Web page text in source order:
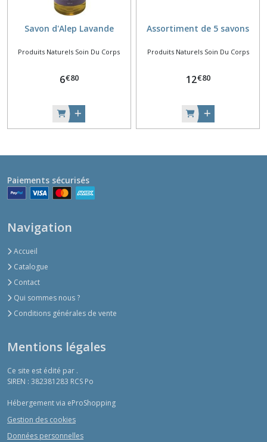
Savon d'Alep Lavande
Produits Naturels Soin Du Corps
6€80
Assortiment de 5 savons
Produits Naturels Soin Du Corps
12€80
Paiements sécurisés
Navigation
Accueil
Catalogue
Contact
Qui sommes nous ?
Conditions générales de vente
Mentions légales
Ce site est édité par .
SIREN : 382381283 RCS Po
Hébergement via eProShopping
Gestion des cookies
Données personnelles